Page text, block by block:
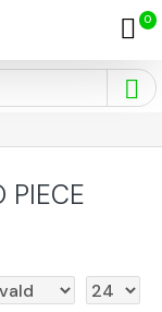
0
PIECE